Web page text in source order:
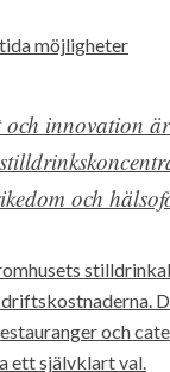
möjligheter
innovation
och
och
ett självklart val.